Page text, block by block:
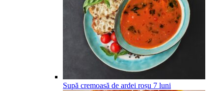
Supă cremoasă de ardei roșu 7 luni